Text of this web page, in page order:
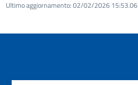
Ultimo aggiornamento:02/02/2026 15:53.06